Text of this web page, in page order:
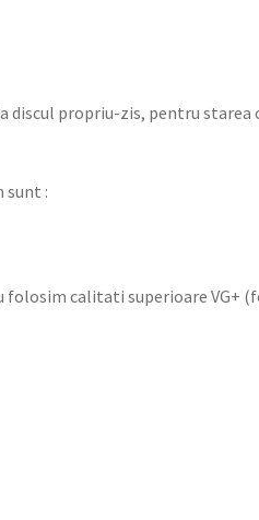
discul propriu-zis, pentru starea
sunt :
folosim calitati superioare VG+